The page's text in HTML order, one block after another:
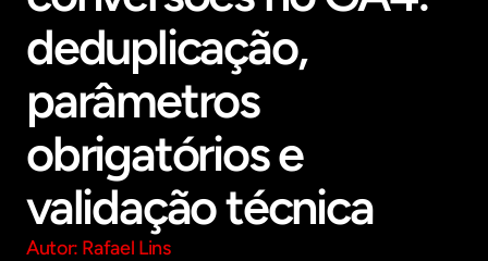
deduplicação,
parâmetros
obrigatórios e
validação técnica
Autor: Rafael Lins